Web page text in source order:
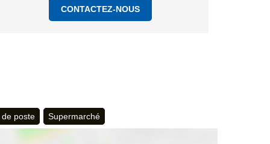
CONTACTEZ-NOUS
poste Supermarché